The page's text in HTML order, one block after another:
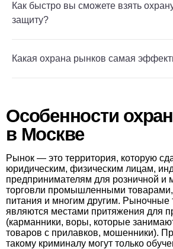
Как быстро вы сможете взять
защиту?
Какая охрана рынков самая
Особенности
в Москве
Рынок — это территория, которую
юридическим, физическим лицам,
предпринимателям для розничной и
торговли промышленными товарами,
питания и многим другим. Рыночные
являются местами притяжения для
(карманники, воры, которые
товаров с прилавков, мошенники).
такому криминалу могут только